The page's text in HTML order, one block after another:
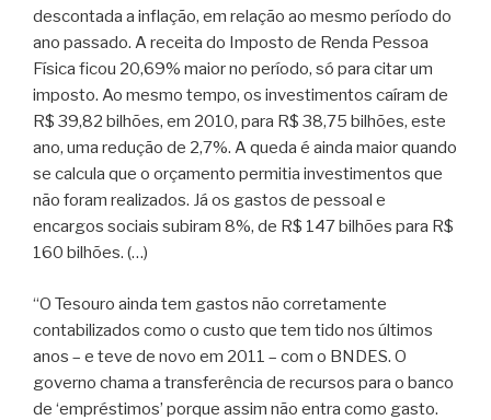
descontada a inflação, em relação ao mesmo período do
ano passado. A receita do Imposto de Renda Pessoa
Física ficou 20,69% maior no período, só para citar um
imposto. Ao mesmo tempo, os investimentos caíram de
R$ 39,82 bilhões, em 2010, para R$ 38,75 bilhões, este
ano, uma redução de 2,7%. A queda é ainda maior quando
se calcula que o orçamento permitia investimentos que
não foram realizados. Já os gastos de pessoal e
encargos sociais subiram 8%, de R$ 147 bilhões para R$
160 bilhões. (…)
“O Tesouro ainda tem gastos não corretamente
contabilizados como o custo que tem tido nos últimos
anos – e teve de novo em 2011 – com o BNDES. O
governo chama a transferência de recursos para o banco
de ‘empréstimos’ porque assim não entra como gasto.